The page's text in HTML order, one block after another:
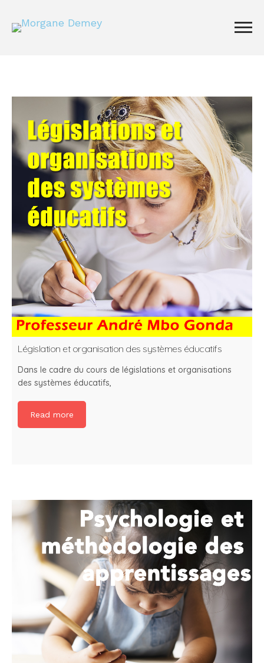
Législation et organisation des systèmes éducatifs
Dans le cadre du cours de législations et organisations
des systèmes éducatifs,
Read more